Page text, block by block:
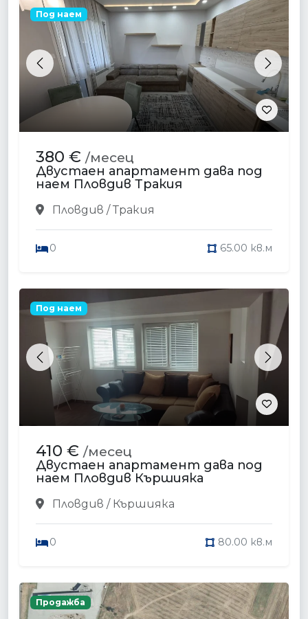
Previous Next
Под наем
380 € /месец
Двустаен апартамент дава под
наем Пловдив Тракия
Пловдив / Тракия
0 65.00 кв.м
Previous Next
Под наем
410 € /месец
Двустаен апартамент дава под
наем Пловдив Кършияка
Пловдив / Кършияка
0 80.00 кв.м
Продажба